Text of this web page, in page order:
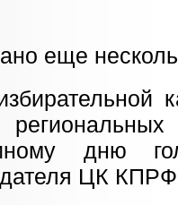
еще
дню
ЦК